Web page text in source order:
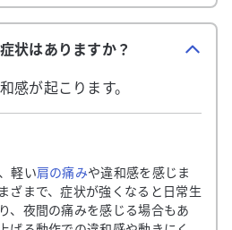
状はありますか？
感が起こります。
軽い肩の痛みや違和感を感じま
ざまで、症状が強くなると日常生
、夜間の痛みを感じる場合もあ